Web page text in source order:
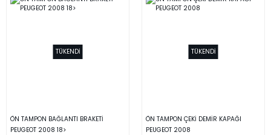
TÜKENDİ
ÖN TAMPON BAĞLANTI BRAKETİ
PEUGEOT 2008 18>
TÜKENDİ
ÖN TAMPON ÇEKİ DEMİR KAPAĞI
PEUGEOT 2008